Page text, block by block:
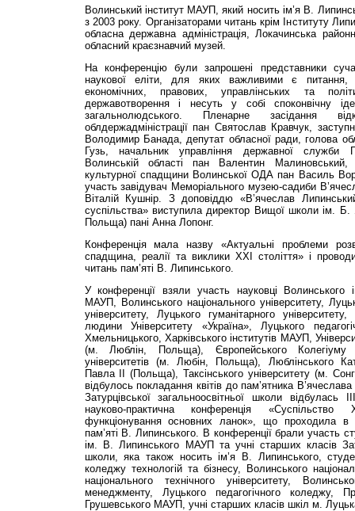
Волинський інститут МАУП, який носить ім’я В.
з 2003 року. Організаторами читань крім Інституту
обласна державна адміністрація, Локачинська
обласний краєзнавчий музей.
На конференцію були запрошені представники
наукової еліти, для яких важливими є питання,
економічних, правових, управлінських та
державотворення і несуть у собі споконвічну
загальнолюдського. Пленарне засідання
облдержадміністрації пан Святослав Кравчук,
Володимир Банада, депутат обласної ради, голова
Гузь, начальник управління державної служби
Волинській області пан Валентин Малиновський,
культурної спадщини Волинської ОДА пан Василь
участь завідувач Меморіального музею-садиби
Віталій Кушнір. З доповіддю «В’ячеслав
суспільства» виступила директор Вищої школи ім. Б.
Польща) пані Анна Лопонг.
Конференція мала назву «Актуальні проблеми
спадщина, реалії та виклики ХХІ століття» і
читань пам’яті В. Липинського.
У конференції взяли участь науковці Волинського
МАУП, Волинського національного університету,
університету, Луцького гуманітарного
людини Університету «Україна», Луцького
Хмельницького, Харківського інститутів МАУП,
(м. Люблін, Польща), Європейського Колегіуму
університетів (м. Любін, Польща), Люблінського
Павла ІІ (Польща), Таксінського університету (м.
відбулось покладання квітів до пам’ятника
Затурцівської загальноосвітньої школи відбулась
науково-практична конференція «Cус­пільство
функціонування основних ланок», що проходила в
пам’яті В. Липинського. В конференції брали участь
ім. В. Липинського МАУП та учні старших класів
школи, яка також носить ім’я В. Липинського,
коледжу технологій та бізнесу, Волинського
національного технічного університету,
менеджменту, Луцького педагогічного коледжу,
Грушевського МАУП, учні старших класів шкіл м.